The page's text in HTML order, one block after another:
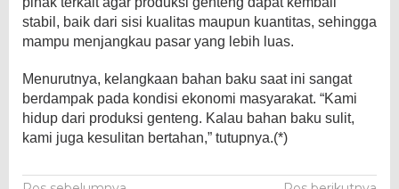
stabil, baik dari sisi kualitas maupun kuantitas, sehingga
mampu menjangkau pasar yang lebih luas.
Menurutnya, kelangkaan bahan baku saat ini sangat
berdampak pada kondisi ekonomi masyarakat. “Kami
hidup dari produksi genteng. Kalau bahan baku sulit,
kami juga kesulitan bertahan,” tutupnya.(*)